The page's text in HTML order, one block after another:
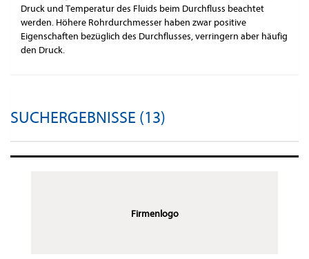
Druck und Temperatur des Fluids beim Durchfluss beachtet
werden. Höhere Rohrdurchmesser haben zwar positive
Eigenschaften bezüglich des Durchflusses, verringern aber häufig
den Druck.
SUCHERGEBNISSE (13)
Firmenlogo